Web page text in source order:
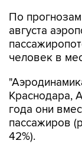
По
августа
человек в
Краснодара,
года они
пассажиров
42%).